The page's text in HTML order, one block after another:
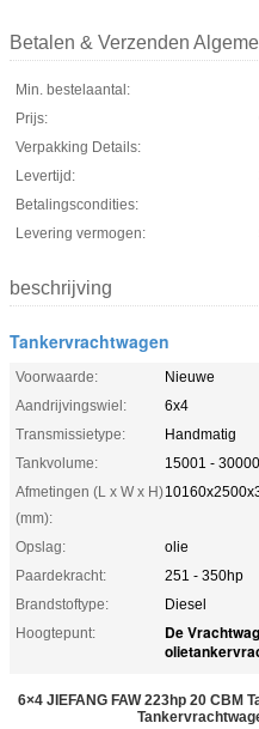
Betalen & Verzenden
Min. bestelaantal:
Prijs:
Verpakking Details:
Levertijd:
Betalingscondities:
Levering vermogen:
beschrijving
Tankervrachtwagen
Voorwaarde:
Nieuwe
Aandrijvingswiel:
6x4
Transmissietype:
Handmatig
Tankvolume:
15001 -
Afmetingen (L x W x H)
(mm):
Opslag:
olie
Paardekracht:
251 - 350hp
Brandstoftype:
Diesel
Hoogtepunt:
De
6×4 JIEFANG FAW 223hp 20 CBM